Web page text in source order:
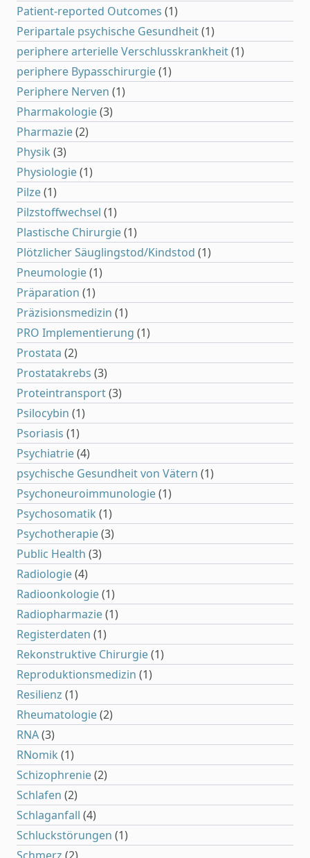
Patient-reported Outcomes (1)
Peripartale psychische Gesundheit(1)
periphere arterielle Verschlusskrankheit(1)
periphere Bypasschirurgie(1)
Periphere Nerven (1)
Pharmakologie(3)
Pharmazie(2)
Physik (3)
Physiologie(1)
Pilze(1)
Pilzstoffwechsel (1)
Plastische Chirurgie(1)
Plötzlicher Säuglingstod/Kindstod (1)
Pneumologie(1)
Präparation (1)
Präzisionsmedizin (1)
PRO Implementierung (1)
Prostata (2)
Prostatakrebs (3)
Proteintransport(3)
Psilocybin (1)
Psoriasis (1)
Psychiatrie(4)
psychische Gesundheit von Vätern (1)
Psychoneuroimmunologie(1)
Psychosomatik (1)
Psychotherapie(3)
Public Health (3)
Radiologie(4)
Radioonkologie(1)
Radiopharmazie(1)
Registerdaten (1)
Rekonstruktive Chirurgie(1)
Reproduktionsmedizin (1)
Resilienz (1)
Rheumatologie(2)
RNA(3)
RNomik (1)
Schizophrenie(2)
Schlafen (2)
Schlaganfall (4)
Schluckstörungen (1)